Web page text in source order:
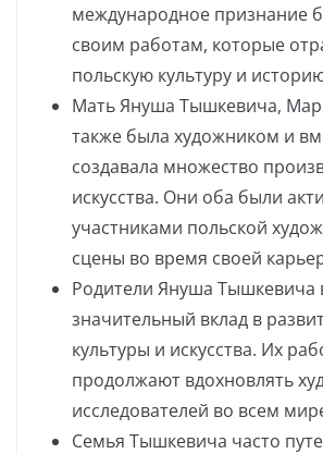
международное признание
своим работам, которые
польскую культуру и
Мать Януша Тышкевича,
также была художником и
создавала множество
искусства. Они оба были
участниками польской
сцены во время своей
Родители Януша Тышкевича
значительный вклад в
культуры и искусства. Их
продолжают вдохновлять
исследователей во всем
Семья Тышкевича часто